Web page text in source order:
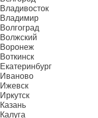
Владивосток
Владимир
Волгоград
Волжский
Воронеж
Воткинск
Екатеринбург
Иваново
Ижевск
Иркутск
Казань
Калуга